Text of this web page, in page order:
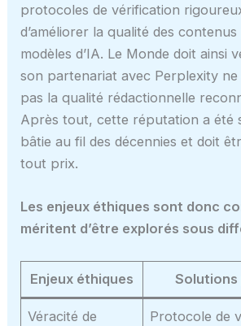
protocoles de vérification
d’améliorer la qualité des
modèles d’IA. Le Monde doit ainsi
son partenariat avec Perplexity
pas la qualité rédactionnelle
Après tout, cette réputation a été
bâtie au fil des décennies et doit
tout prix.
Les enjeux éthiques sont donc
méritent d’être explorés sous
Enjeux éthiques Solutions
Véracité de
Protocole de